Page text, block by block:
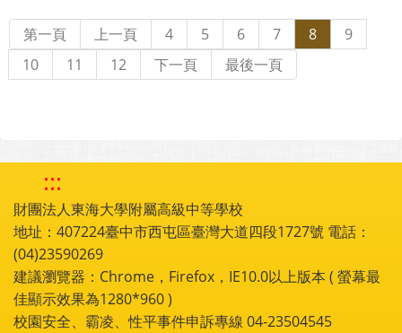
第一頁 上一頁 4 5 6 7 8
9
10
11 12 下一頁 最後一頁
:::
財團法人東海大學附屬高級中等學校
地址：407224臺中市西屯區臺灣大道四段1727號 電話：
(04)23590269
建議瀏覽器：Chrome，Firefox，IE10.0以上版本 ( 螢幕最
佳顯示效果為1280*960 )
校園安全、霸凌、性平事件申訴專線 04-23504545